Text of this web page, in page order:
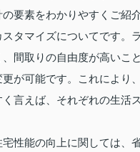
要素をわかりやすくご紹介
タマイズについてです
間取りの自由度が高いこ
が可能です。これによ
言えば、それぞれの生活
性能の向上に関しては、